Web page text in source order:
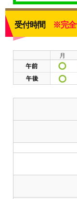
受付時間 ※完全